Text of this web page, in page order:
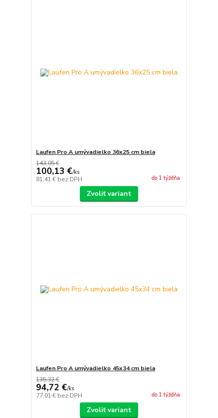
Laufen Pro A umývadielko 36x25 cm biela
143,05 €
100,13 €/ks
81,41 € bez DPH do 1 týždňa
Zvoliť variant
Laufen Pro A umývadielko 45x34 cm biela
135,32 €
94,72 €/ks
77,01 € bez DPH do 1 týždňa
Zvoliť variant